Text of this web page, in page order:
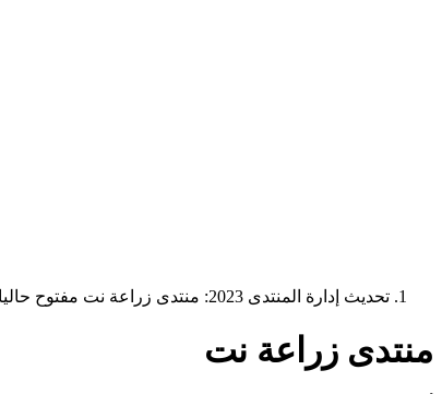
تحديث إدارة المنتدى 2023: منتدى زراعة نت مفتوح حاليا للقراءة فقط، ولا يقبل مشاركات جديدة. يمكنكم استخدام الشريط الظاهر أعلاه للبحث في كافة مواضيع المدوّنة والمنتدى.
منتدى زراعة نت